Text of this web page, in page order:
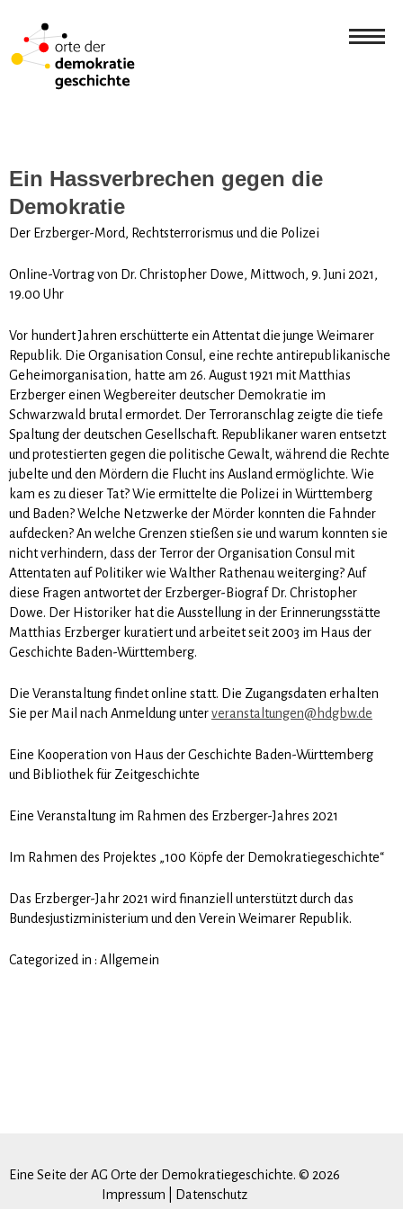
Ein Hassverbrechen gegen die
Demokratie
Der Erzberger-Mord, Rechtsterrorismus und die Polizei
Online-Vortrag von Dr. Christopher Dowe, Mittwoch, 9. Juni 2021,
19.00 Uhr
Vor hundert Jahren erschütterte ein Attentat die junge Weimarer
Republik. Die Organisation Consul, eine rechte antirepublikanische
Geheimorganisation, hatte am 26. August 1921 mit Matthias
Erzberger einen Wegbereiter deutscher Demokratie im
Schwarzwald brutal ermordet. Der Terroranschlag zeigte die tiefe
Spaltung der deutschen Gesellschaft. Republikaner waren entsetzt
und protestierten gegen die politische Gewalt, während die Rechte
jubelte und den Mördern die Flucht ins Ausland ermöglichte. Wie
kam es zu dieser Tat? Wie ermittelte die Polizei in Württemberg
und Baden? Welche Netzwerke der Mörder konnten die Fahnder
aufdecken? An welche Grenzen stießen sie und warum konnten sie
nicht verhindern, dass der Terror der Organisation Consul mit
Attentaten auf Politiker wie Walther Rathenau weiterging? Auf
diese Fragen antwortet der Erzberger-Biograf Dr. Christopher
Dowe. Der Historiker hat die Ausstellung in der Erinnerungsstätte
Matthias Erzberger kuratiert und arbeitet seit 2003 im Haus der
Geschichte Baden-Württemberg.
Die Veranstaltung findet online statt. Die Zugangsdaten erhalten
Sie per Mail nach Anmeldung unterveranstaltungen@hdgbw.de
Eine Kooperation von Haus der Geschichte Baden-Württemberg
und Bibliothek für Zeitgeschichte
Eine Veranstaltung im Rahmen des Erzberger-Jahres 2021
Im Rahmen des Projektes „100 Köpfe der Demokratiegeschichte“
Das Erzberger-Jahr 2021 wird finanziell unterstützt durch das
Bundesjustizministerium und den Verein Weimarer Republik.
Categorized in : Allgemein
Eine Seite der AG Orte der Demokratiegeschichte. © 2026
Impressum
Datenschutz